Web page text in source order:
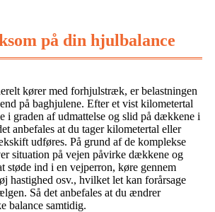
på din hjulbalance
kører med forhjulstræk, er belastningen
på baghjulene. Efter et vist kilometertal
i graden af ​​​​udmattelse og slid på dækkene i
anbefales at du tager kilometertal eller
udføres. På grund af de komplekse
situation på vejen påvirke dækkene og
støde ind i en vejperron, køre gennem
hastighed osv., hvilket let kan forårsage
Så det anbefales at du ændrer
balance samtidig.